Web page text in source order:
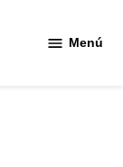
Menú